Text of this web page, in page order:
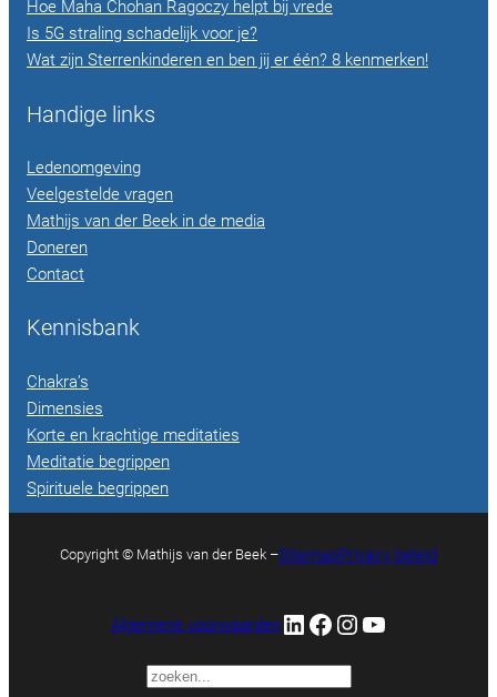
Hoe Maha Chohan Ragoczy helpt bij vrede
Is 5G straling schadelijk voor je?
Wat zijn Sterrenkinderen en ben jij er één? 8 kenmerken!
Handige links
Ledenomgeving
Veelgestelde vragen
Mathijs van der Beek in de media
Doneren
Contact
Kennisbank
Chakra’s
Dimensies
Korte en krachtige meditaties
Meditatie begrippen
Spirituele begrippen
Copyright © Mathijs van der Beek –SitemapPrivacy beleid
Algemene voorwaardenLinkedIn
Facebook
Instagram
YouTube
Zoek